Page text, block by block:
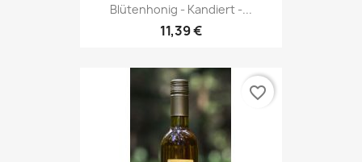
Blütenhonig - Kandiert -...
11,39 €
favorite_border